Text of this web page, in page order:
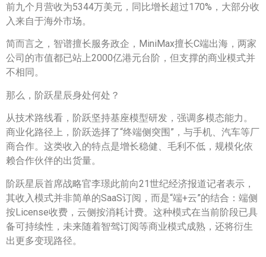
前九个月营收为5344万美元，同比增长超过170%，大部分收
入来自于海外市场。
简而言之，智谱擅长服务政企，MiniMax擅长C端出海，两家
公司的市值都已站上2000亿港元台阶，但支撑的商业模式并
不相同。
那么，阶跃星辰身处何处？
从技术路线看，阶跃坚持基座模型研发，强调多模态能力。
商业化路径上，阶跃选择了“终端侧突围”，与手机、汽车等厂
商合作。这类收入的特点是增长稳健、毛利不低，规模化依
赖合作伙伴的出货量。
阶跃星辰首席战略官李璟此前向21世纪经济报道记者表示，
其收入模式并非简单的SaaS订阅，而是“端+云”的结合：端侧
按License收费，云侧按消耗计费。这种模式在当前阶段已具
备可持续性，未来随着智驾订阅等商业模式成熟，还将衍生
出更多变现路径。